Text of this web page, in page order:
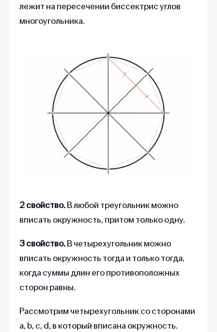
лежит на пересечении биссектрис углов
многоугольника.
2 свойство.В любой треугольник можно
вписать окружность, притом только одну.
3 свойство.В четырехугольник можно
вписать окружность тогда и только тогда,
когда суммы длин его противоположных
сторон равны.
Рассмотрим четырехугольник со сторонами
a, b, c, d, в который вписана окружность.